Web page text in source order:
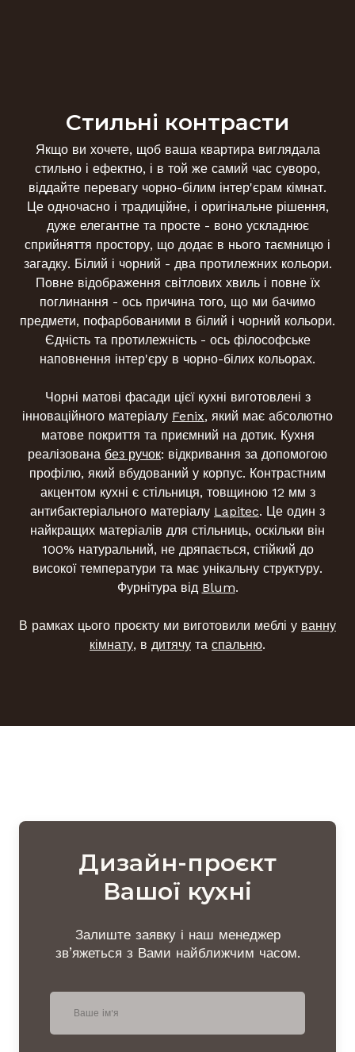
Стильні контрасти
Якщо ви хочете, щоб ваша квартира виглядала
стильно і ефектно, і в той же самий час суворо,
віддайте перевагу чорно-білим інтер'єрам кімнат.
Це одночасно і традиційне, і оригінальне рішення,
дуже елегантне та просте - воно ускладнює
сприйняття простору, що додає в нього таємницю і
загадку. Білий і чорний - два протилежних кольори.
Повне відображення світлових хвиль і повне їх
поглинання - ось причина того, що ми бачимо
предмети, пофарбованими в білий і чорний кольори.
Єдність та протилежність - ось філософське
наповнення інтер'єру в чорно-білих кольорах.
Чорні матові фасади цієї кухні виготовлені з
інноваційного матеріалу Fenix, який має абсолютно
матове покриття та приємний на дотик. Кухня
реалізована без ручок: відкривання за допомогою
профілю, який вбудований у корпус. Контрастним
акцентом кухні є стільниця, товщиною 12 мм з
антибактеріального матеріалу Lapitec. Це один з
найкращих матеріалів для стільниць, оскільки він
100% натуральний, не дряпається, стійкий до
високої температури та має унікальну структуру.
Фурнітура від Blum.
В рамках цього проєкту ми виготовили меблі у ванну
кімнату, в дитячу та спальню.
Дизайн-проєкт
Вашої кухні
Залиште заявку і наш менеджер
зв’яжеться з Вами найближчим часом.